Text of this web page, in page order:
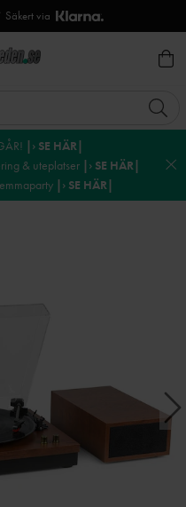
Säkert via
|› SE HÄR|
& uteplatser |› SE HÄR|
|› SE HÄR|